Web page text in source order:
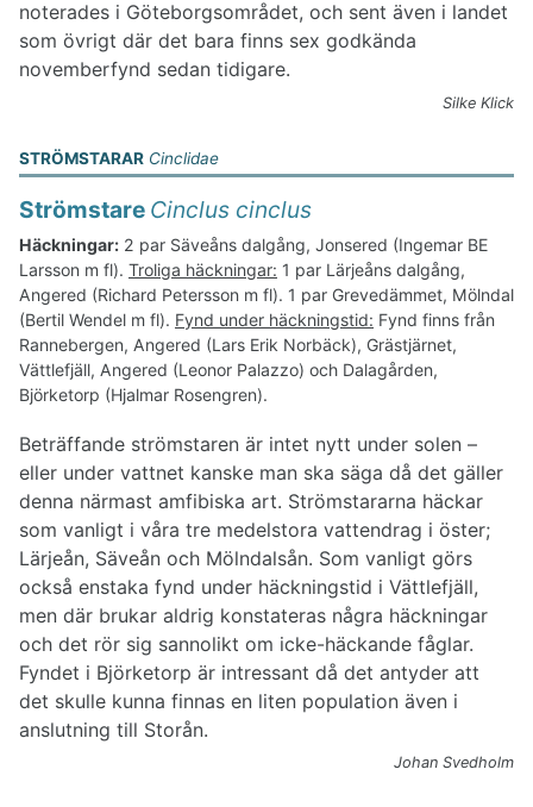
noterades i Göteborgsområdet, och sent även i landet
som övrigt där det bara finns sex godkända
novemberfynd sedan tidigare.
Silke Klick
STRÖMSTARAR Cinclidae
Strömstare Cinclus cinclus
Häckningar: 2 par Säveåns dalgång, Jonsered (Ingemar BE
Larsson m fl). Troliga häckningar: 1 par Lärjeåns dalgång,
Angered (Richard Petersson m fl). 1 par Grevedämmet, Mölndal
(Bertil Wendel m fl). Fynd under häckningstid: Fynd finns från
Rannebergen, Angered (Lars Erik Norbäck), Grästjärnet,
Vättlefjäll, Angered (Leonor Palazzo) och Dalagården,
Björketorp (Hjalmar Rosengren).
Beträffande strömstaren är intet nytt under solen –
eller under vattnet kanske man ska säga då det gäller
denna närmast amfibiska art. Strömstararna häckar
som vanligt i våra tre medelstora vattendrag i öster;
Lärjeån, Säveån och Mölndalsån. Som vanligt görs
också enstaka fynd under häckningstid i Vättlefjäll,
men där brukar aldrig konstateras några häckningar
och det rör sig sannolikt om icke-häckande fåglar.
Fyndet i Björketorp är intressant då det antyder att
det skulle kunna finnas en liten population även i
anslutning till Storån.
Johan Svedholm